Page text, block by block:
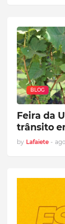
BLOG
Feira da
trânsito
by Lafaiete -